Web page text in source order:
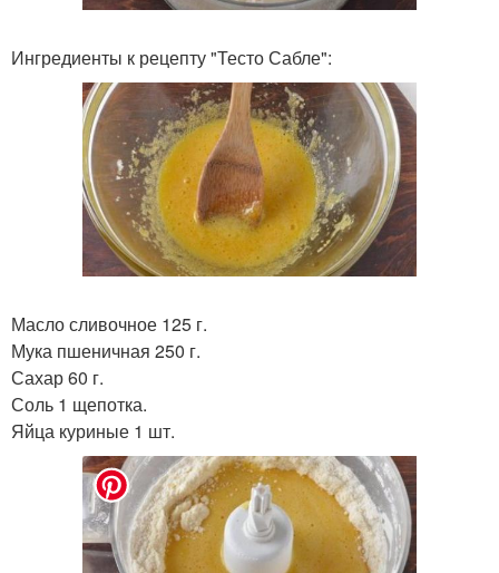
Ингредиенты к рецепту "Тесто Сабле":
Масло сливочное 125 г.
Мука пшеничная 250 г.
Сахар 60 г.
Соль 1 щепотка.
Яйца куриные 1 шт.